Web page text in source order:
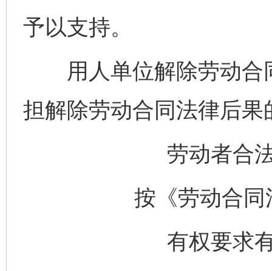
予以支持。
用人单位解除劳动合
担解除劳动合同法律后
劳动者合
按《劳动合
有权要求